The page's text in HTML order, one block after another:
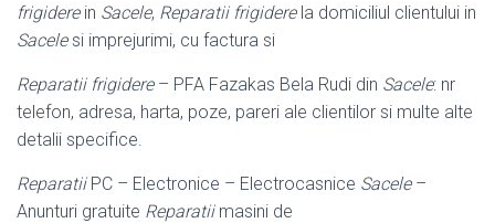
frigiderein Sacele, Reparatii frigiderela domiciliul clientului in
Sacelesi imprejurimi, cu factura si
Reparatii frigidere– PFA Fazakas Bela Rudi din Sacele: nr
telefon, adresa, harta, poze, pareri ale clientilor si multe alte
detalii specifice.
ReparatiiPC – Electronice – Electrocasnice Sacele–
Anunturi gratuite Reparatiimasini de